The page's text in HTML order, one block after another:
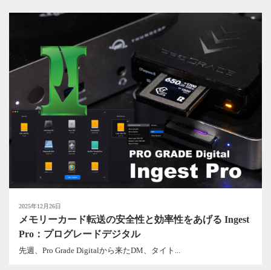
2025年12月26日
メモリーカード転送の安全性と効率性をあげる Ingest
Pro：プログレードデジタル
先週、Pro Grade Digitalから来たDM、タイト...